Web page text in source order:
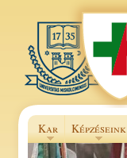
Kar Képzéseink